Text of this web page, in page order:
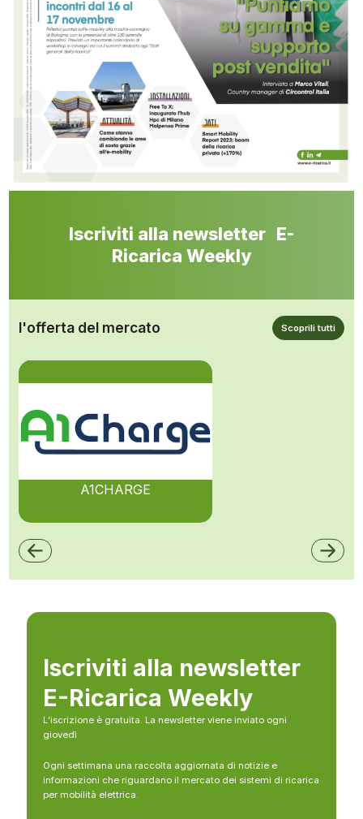
Iscriviti alla newsletter E-
Ricarica Weekly
l'offerta del mercato Scoprili tutti
A1CHARGE
Iscriviti alla newsletter
E-Ricarica Weekly
L’iscrizione è gratuita. La newsletter viene inviato ogni
giovedì
Ogni settimana una raccolta aggiornata di notizie e
informazioni che riguardano il mercato dei sistemi di ricarica
per mobilità elettrica.